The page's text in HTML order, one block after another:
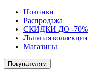
Новинки
Распродажа
СКИДКИ ДО -70%
Льняная коллекция
Магазины
Покупателям